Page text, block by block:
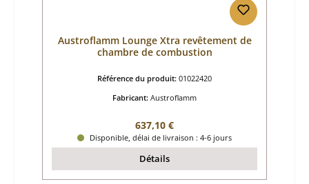
Austroflamm Lounge Xtra revêtement de
chambre de combustion
Référence du produit: 01022420
Fabricant: Austroflamm
Prix régulier :
637,10 €
Disponible, délai de livraison : 4-6 jours
Détails